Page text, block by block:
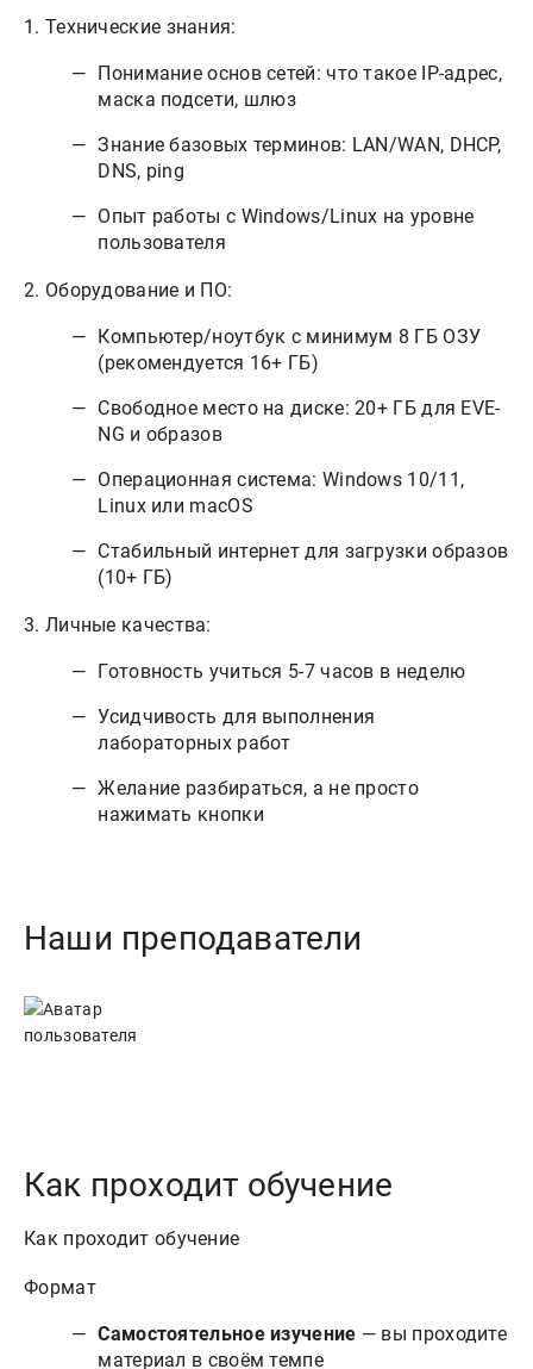
1. Технические знания:
Понимание основ сетей: что такое IP-адрес,
маска подсети, шлюз
Знание базовых терминов: LAN/WAN, DHCP,
DNS, ping
Опыт работы с Windows/Linux на уровне
пользователя
2. Оборудование и ПО:
Компьютер/ноутбук с минимум 8 ГБ ОЗУ
(рекомендуется 16+ ГБ)
Свободное место на диске: 20+ ГБ для EVE-
NG и образов
Операционная система: Windows 10/11,
Linux или macOS
Стабильный интернет для загрузки образов
(10+ ГБ)
3. Личные качества:
Готовность учиться 5-7 часов в неделю
Усидчивость для выполнения
лабораторных работ
Желание разбираться, а не просто
нажимать кнопки
Наши преподаватели
Как проходит обучение
Как проходит обучение
Формат
Самостоятельное изучение — вы проходите
материал в своём темпе